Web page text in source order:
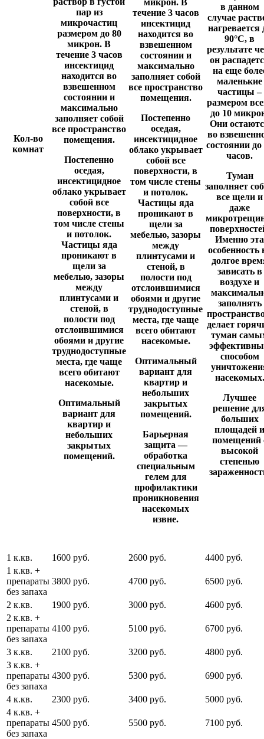
Кол-во
комнат
пар из
микрочастиц
размером до 80
микрон. В
течение 3 часов
инсектицид
находится во
взвешенном
состоянии и
максимально
заполняет собой
все пространство
помещения.
Постепенно
оседая,
инсектицидное
облако укрывает
собой все
поверхности, в
том числе стены
и потолок.
Частицы яда
проникают в
щели за
мебелью, зазоры
между
плинтусами и
стеной, в
полости под
отслоившимися
обоями и другие
труднодоступные
места, где чаще
всего обитают
насекомые.
Оптимальный
вариант для
квартир и
небольших
закрытых
помещений.
течение 3 часов
инсектицид
находится во
взвешенном
состоянии и
максимально
заполняет собой
все пространство
помещения.
Постепенно
оседая,
инсектицидное
облако укрывает
собой все
поверхности, в
том числе стены
и потолок.
Частицы яда
проникают в
щели за
мебелью, зазоры
между
плинтусами и
стеной, в
полости под
отслоившимися
обоями и другие
труднодоступные
места, где чаще
всего обитают
насекомые.
Оптимальный
вариант для
квартир и
небольших
закрытых
помещений.
Барьерная
защита —
обработка
специальным
гелем для
профилактики
проникновения
насекомых
извне.
в данном
случае
нагревается
90°C, в
результате
он
на еще
маленькие
частицы –
размером
до 10
Они
во
состоянии до
часов.
Туман
заполняет
все щели и
даже
Именно эта
особенность
долгое
зависать в
воздухе и
заполнять
делает
туман
способом
насекомых.
Лучшее
решение
больших
площадей и
помещений
высокой
степенью
1 к.кв. 1600 руб. 2600 руб.
4400 руб.
1 к.кв. +
препараты
без запаха
3800 руб. 4700 руб. 6500 руб.
2 к.кв. 1900 руб. 3000 руб.
4600 руб.
2 к.кв. +
препараты
без запаха
4100 руб. 5100 руб. 6700 руб.
3 к.кв. 2100 руб. 3200 руб.
4800 руб.
3 к.кв. +
препараты
без запаха
4300 руб. 5300 руб. 6900 руб.
4 к.кв. 2300 руб. 3400 руб.
5000 руб.
4 к.кв. +
препараты
без запаха
4500 руб. 5500 руб. 7100 руб.